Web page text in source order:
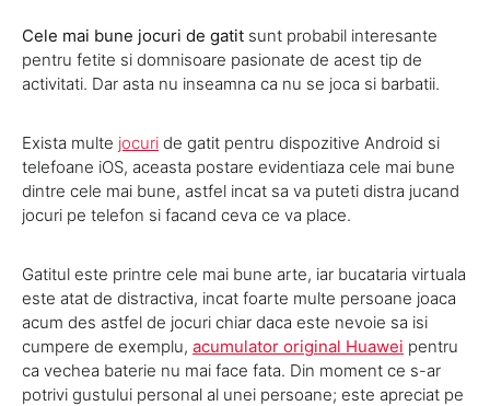
Cele mai bune jocuri de gatit sunt probabil interesante
pentru fetite si domnisoare pasionate de acest tip de
activitati. Dar asta nu inseamna ca nu se joca si barbatii.
Exista multe jocuri de gatit pentru dispozitive Android si
telefoane iOS, aceasta postare evidentiaza cele mai bune
dintre cele mai bune, astfel incat sa va puteti distra jucand
jocuri pe telefon si facand ceva ce va place.
Gatitul este printre cele mai bune arte, iar bucataria virtuala
este atat de distractiva, incat foarte multe persoane joaca
acum des astfel de jocuri chiar daca este nevoie sa isi
cumpere de exemplu, acumulator original Huawei pentru
ca vechea baterie nu mai face fata. Din moment ce s-ar
potrivi gustului personal al unei persoane; este apreciat pe